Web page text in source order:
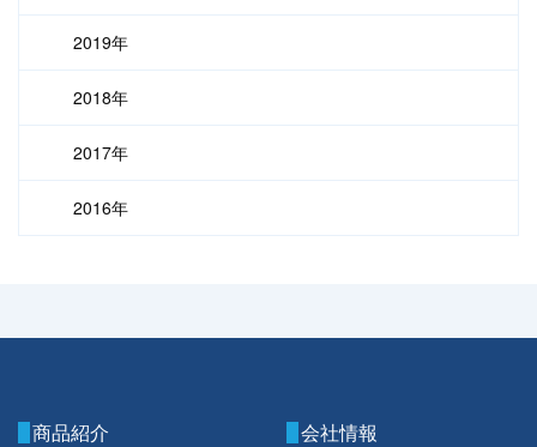
2019年
2018年
2017年
2016年
商品紹介 会社情報